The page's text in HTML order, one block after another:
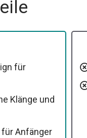
für
Klänge und
für Anfänger